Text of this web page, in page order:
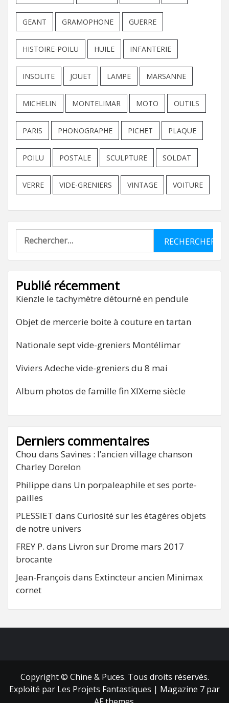
GEANT GRAMOPHONE GUERRE
HISTOIRE-POILU HUILE INFANTERIE
INSOLITE JOUET LAMPE MARSANNE
MICHELIN MONTELIMAR MOTO OUTILS
PARIS PHONOGRAPHE PICHET PLAQUE
POILU POSTALE SCULPTURE SOLDAT
VERRE VIDE-GRENIERS VINTAGE VOITURE
Rechercher :
Publié récemment
Kienzle le tachymètre détourné en pendule
Objet de mercerie boite à couture en tartan
Nationale sept vide-greniers Montélimar
Viviers Adeche vide-greniers du 8 mai
Album photos de famille fin XIXeme siècle
Derniers commentaires
Chou dans Savines : l’ancien village chanson
Charley Dorelon
Philippe dans Un porpaleaphile et ses porte-
pailles
PLESSIET dans Curiosité sur les étagères objets
de notre univers
FREY P. dans Livron sur Drome mars 2017
brocante
Jean-François dans Extincteur ancien Minimax
cornet
Copyright © Chine & Puces. Tous droits réservés.
Exploité par Les Projets Fantastiques | Magazine 7 par